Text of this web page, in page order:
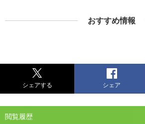
おすすめ情報
シェアする シェア
閲覧履歴